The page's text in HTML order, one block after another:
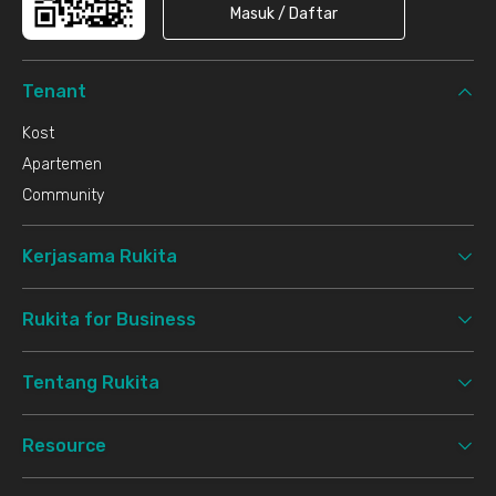
Masuk / Daftar
Tenant
Kost
Apartemen
Community
Kerjasama Rukita
Rukita for Business
Tentang Rukita
Resource